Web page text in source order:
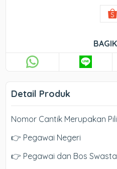
Detail Produk
Nomor Cantik Merupakan
👉 Pegawai Negeri
👉 Pegawai dan Bos Swasta